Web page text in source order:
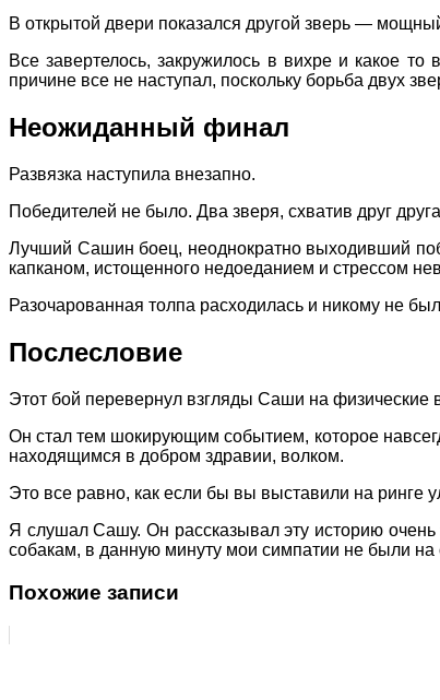
В открытой двери показался другой зверь —
Все завертелось, закружилось в вихре и какое
причине все не наступал, поскольку борьба двух
Неожиданный финал
Развязка наступила внезапно.
Победителей не было. Два зверя, схватив друг
Лучший Сашин боец, неоднократно выходивший
капканом, истощенного недоеданием и стрессом
Разочарованная толпа расходилась и никому не
Послесловие
Этот бой перевернул взгляды Саши на физические
Он стал тем шокирующим событием, которое
находящимся в добром здравии, волком.
Это все равно, как если бы вы выставили на ринге
Я слушал Сашу. Он рассказывал эту историю
собакам, в данную минуту мои симпатии не были на
Похожие записи